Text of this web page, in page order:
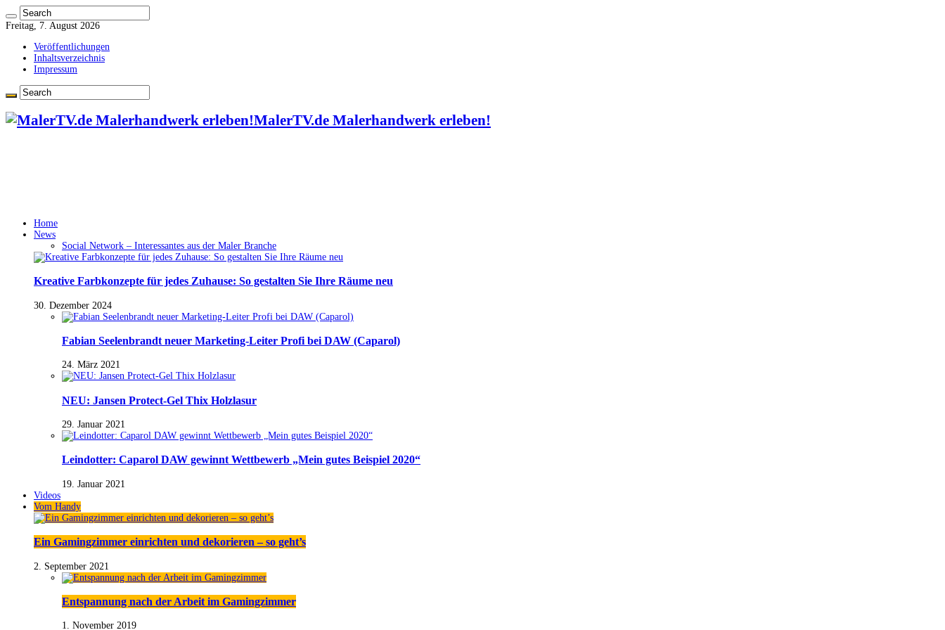
Freitag, 7. August 2026
Veröffentlichungen
Inhaltsverzeichnis
Impressum
MalerTV.de Malerhandwerk erleben!
Home
News
Social Network – Interessantes aus der Maler Branche
Kreative Farbkonzepte für jedes Zuhause: So gestalten Sie Ihre Räume neu
30. Dezember 2024
Fabian Seelenbrandt neuer Marketing-Leiter Profi bei DAW (Caparol)
24. März 2021
NEU: Jansen Protect-Gel Thix Holzlasur
29. Januar 2021
Leindotter: Caparol DAW gewinnt Wettbewerb „Mein gutes Beispiel 2020“
19. Januar 2021
Videos
Vom Handy
Ein Gamingzimmer einrichten und dekorieren – so geht’s
2. September 2021
Entspannung nach der Arbeit im Gamingzimmer
1. November 2019